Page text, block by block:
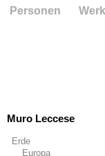
Muro Leccese
Erde
Europa
Personen